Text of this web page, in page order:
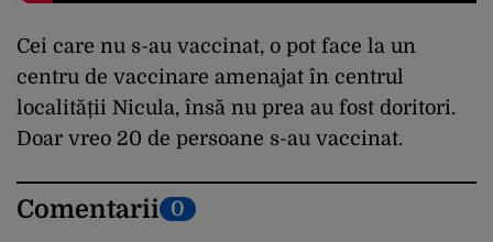
Cei care nu s-au vaccinat, o pot face la un
centru de vaccinare amenajat în centrul
localității Nicula, însă nu prea au fost doritori.
Doar vreo 20 de persoane s-au vaccinat.
Comentarii 0